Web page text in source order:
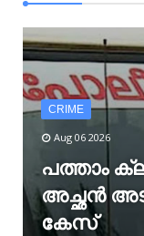
CRIME
Aug 06 2026
പത്താം
അച്ഛൻ
കേസ്